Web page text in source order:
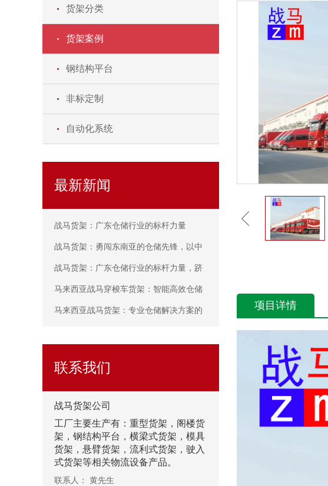
货架分类
货架案例
钢结构平台
非标定制
自动化系统
最新新闻
战马货架：广东仓储行业的标杆力量
战马货架：勇闯东南亚的仓储先锋，以中
国智造赢得海外市场喝彩
战马货架：广东仓储行业的标杆力量，跻
身2025年货架十大品牌之列
马来西亚战马穿梭车货架：智能高效仓储
的首选解决方案
马来西亚战马货架：专业仓储解决方案的
联系我们
战马货架公司
工厂主要生产有：重型货架， 阁楼货
架 ，钢结构平台，横梁式货架， 模具
货架 ， 悬臂货架 ，流利式货架，驶入
式货架等相关物流设备产品。
联系人： 黄先生
项目详情